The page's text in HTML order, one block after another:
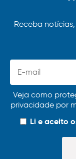
Receba
Veja como
privacidade por
Li e aceito